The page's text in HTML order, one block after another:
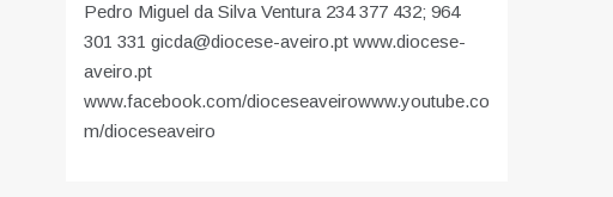
Pedro Miguel da Silva Ventura 234 377 432; 964
301 331 gicda@diocese-aveiro.pt www.diocese-
aveiro.pt
www.facebook.com/dioceseaveirowww.youtube.co
m/dioceseaveiro